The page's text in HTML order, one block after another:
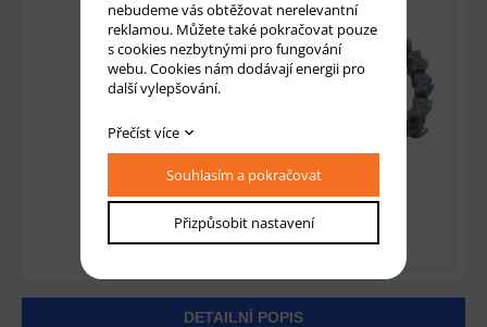
DETAILNÍ POPIS
nebudeme vás obtěžovat nerelevantní
reklamou. Můžete také pokračovat pouze
s cookies nezbytnými pro fungování
webu. Cookies nám dodávají energii pro
další vylepšování.
Přečíst více
Souhlasím a pokračovat
Přizpůsobit nastavení